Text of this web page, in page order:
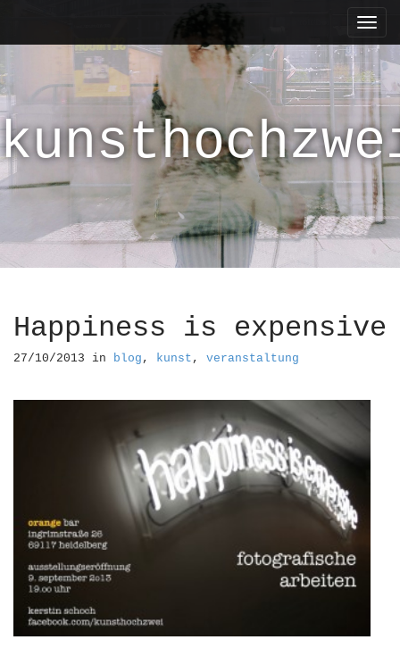
n
m
e
n
u
i
t
o
c
o
n
t
t
Happiness is expensive
27/10/2013 in blog , kunst , veranstaltung